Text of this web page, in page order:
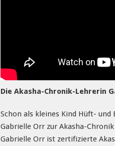
Die Akasha-Chronik-Lehrerin
Schon als kleines Kind Hüft-
Gabrielle Orr zur Akasha-
Gabrielle Orr ist zertifizierte